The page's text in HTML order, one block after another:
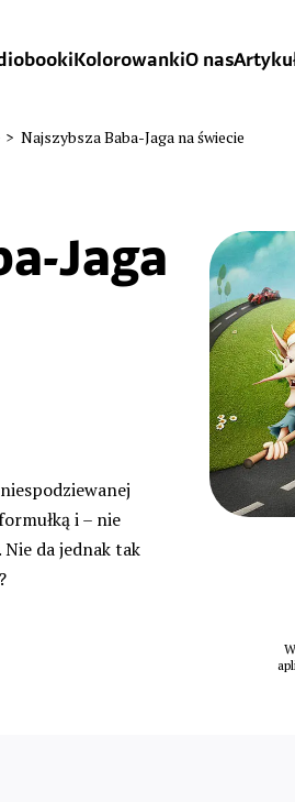
KolorowankiO nas
> Najszybsza Baba-Jaga na świecie
Jaga
i – nie
da jednak tak